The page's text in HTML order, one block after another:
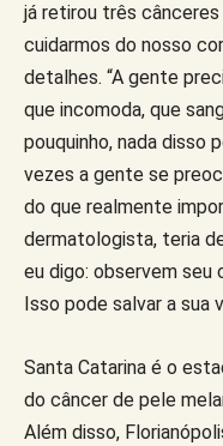
já retirou três
cuidarmos do nosso
detalhes. “A gente
que incomoda, que
pouquinho, nada disso
vezes a gente se
do que realmente
dermatologista, teria
eu digo: observem seu
Isso pode salvar a sua
Santa Catarina é o
do câncer de pele
Além disso,